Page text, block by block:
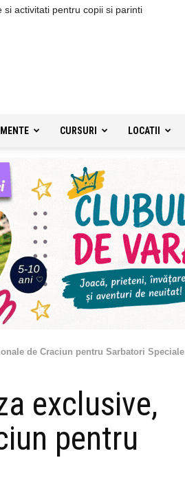
activitati pentru copii si parinti
CURSURI LOCATII
de Craciun pentru Sarbatori Speciale
exclusive,
pentru